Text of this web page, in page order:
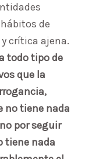
de
crítica ajena.
todo tipo de
que la
no tiene nada
por seguir
tiene nada